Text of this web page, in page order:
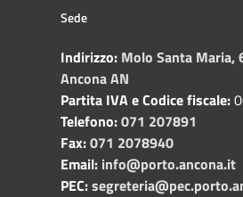
Sede
Indirizzo: Molo Santa Maria,
Ancona AN
Partita IVA e Codice fiscale:
Telefono:071 207891
Fax:071 2078940
Email: info@porto.ancona.it
PEC: